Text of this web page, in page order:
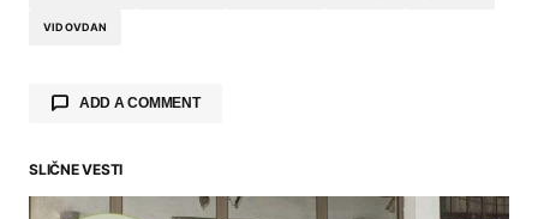
VIDOVDAN
ADD A COMMENT
Your email address will not be published.
SLIČNE VESTI